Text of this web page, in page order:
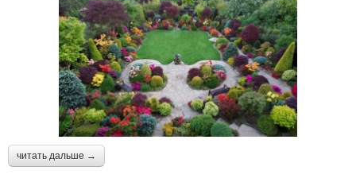
читать дальше →